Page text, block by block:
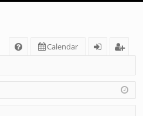
Q
Calendar
д
ис
тр